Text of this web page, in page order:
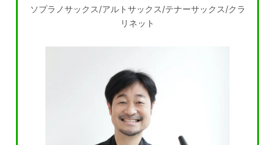
ソプラノサックス/アルトサックス/テナーサックス/クラ
リネット